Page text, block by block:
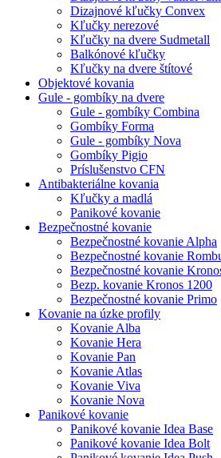
Dizajnové kľučky Convex
Kľučky nerezové
Kľučky na dvere Sudmetall
Balkónové kľučky
Kľučky na dvere štítové
Objektové kovania
Gule - gombíky na dvere
Gule - gombíky Combina
Gombíky Forma
Gule - gombíky Nova
Gombíky Pigio
Príslušenstvo CFN
Antibakteriálne kovania
Kľučky a madlá
Panikové kovanie
Bezpečnostné kovanie
Bezpečnostné kovanie Alpha
Bezpečnostné kovanie
Bezpečnostné kovanie
Bezp. kovanie Kronos 1200
Bezpečnostné kovanie Primo
Kovanie na úzke profily
Kovanie Alba
Kovanie Hera
Kovanie Pan
Kovanie Atlas
Kovanie Viva
Kovanie Nova
Panikové kovanie
Panikové kovanie Idea Base
Panikové kovanie Idea Bolt